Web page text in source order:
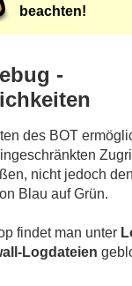
beachten!
-
des BOT
nicht jedoch den
Blau auf Grün.
findet man unter
Logdateien